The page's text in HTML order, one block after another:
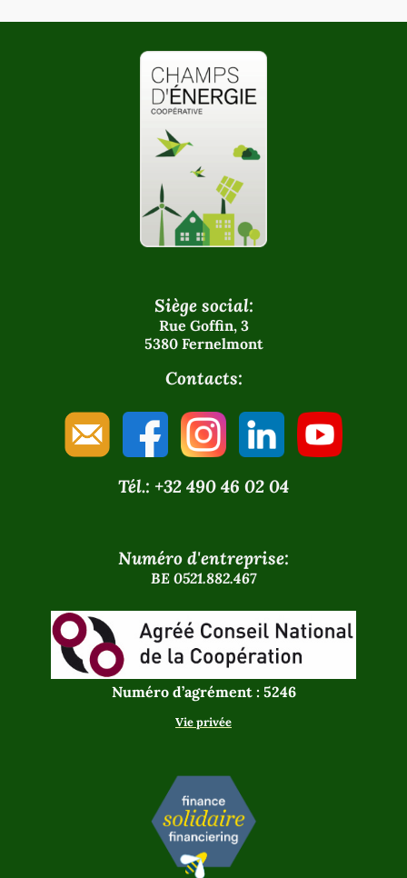
Siège social:
Rue Goffin, 3
5380 Fernelmont
Contacts:
Tél.: +32 490 46 02 04
Numéro d'entreprise:
BE 0521.882.467
Numéro d’agrément : 5246
Vie privée